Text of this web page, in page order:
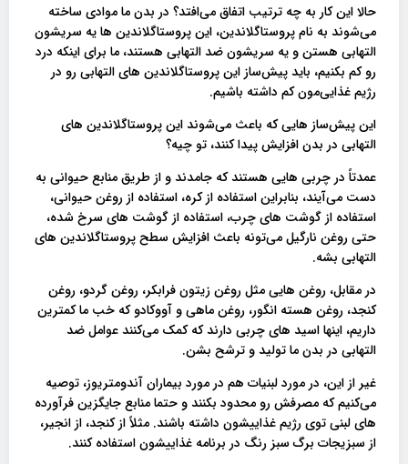
حالا این کار به چه ترتیب اتفاق می‌افتد؟ در بدن ما موادی ساخته
می‌شوند به نام پروستاگلاندین، این‌ پروستاگلاندین ها یه سریشون
التهابی هستن و یه سریشون ضد التهابی هستند، ما برای اینکه درد
رو کم بکنیم، باید پیش‌ساز این پروستاگلاندین های التهابی رو در
رژیم غذایی‌مون کم داشته باشیم.
این پیش‌ساز هایی که باعث می‌شوند این پروستاگلاندین های
التهابی در بدن افزایش پیدا کنند، تو چیه؟
عمدتاً در چربی هایی هستند که جامدند و از طریق منابع حیوانی به
دست می‌آیند، بنابراین استفاده از کره، استفاده از روغن حیوانی،
استفاده از گوشت های چرب، استفاده از گوشت های سرخ شده،
حتی روغن نارگیل می‌تونه باعث افزایش سطح پروستاگلاندین های
التهابی بشه.
در مقابل، روغن هایی مثل روغن زیتون فرابکر، روغن گردو، روغن
کنجد، روغن هسته انگور، روغن ماهی و آووکادو که خب ما کمترین
داریم، اینها اسید های چربی دارند که کمک می‌کنند عوامل ضد
التهابی در بدن ما تولید و ترشح بشن.
غیر از این، در مورد لبنیات هم در مورد بیماران آندومتریوز، توصیه
می‌کنیم که مصرفش رو محدود بکنند و حتما منابع جایگزین فرآورده‌
های لبنی توی رژیم غذاییشون داشته باشند. مثلاً از کنجد، از انجیر،
از سبزیجات برگ سبز رنگ در برنامه غذاییشون استفاده کنند.